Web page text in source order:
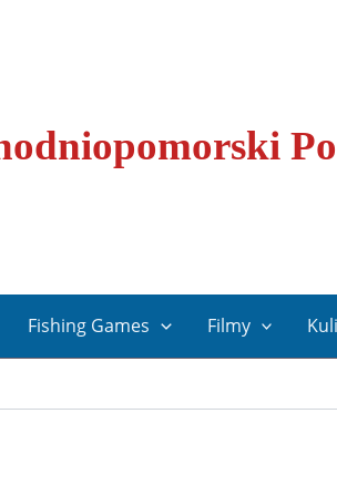
Fishing Games Filmy